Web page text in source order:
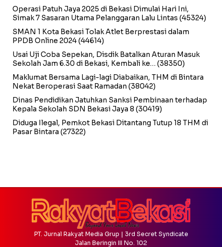
Operasi Patuh Jaya 2025 di Bekasi Dimulai Hari Ini,
Simak 7 Sasaran Utama Pelanggaran Lalu Lintas (45324)
SMAN 1 Kota Bekasi Tolak Atlet Berprestasi dalam
PPDB Online 2024(44614)
Usai Uji Coba Sepekan, Disdik Batalkan Aturan Masuk
Sekolah Jam 6.30 di Bekasi, Kembali ke… (38350)
Maklumat Bersama Lagi-lagi Diabaikan, THM di Bintara
Nekat Beroperasi Saat Ramadan (38042)
Dinas Pendidikan Jatuhkan Sanksi Pembinaan terhadap
Kepala Sekolah SDN Bekasi Jaya 8 (30419)
Diduga Ilegal, Pemkot Bekasi Ditantang Tutup 18 THM di
Pasar Bintara (27322)
PT. Jurnal Rakyat Media Grup | 3rd Secret Syndicate
Jalan Beringin III No. 102